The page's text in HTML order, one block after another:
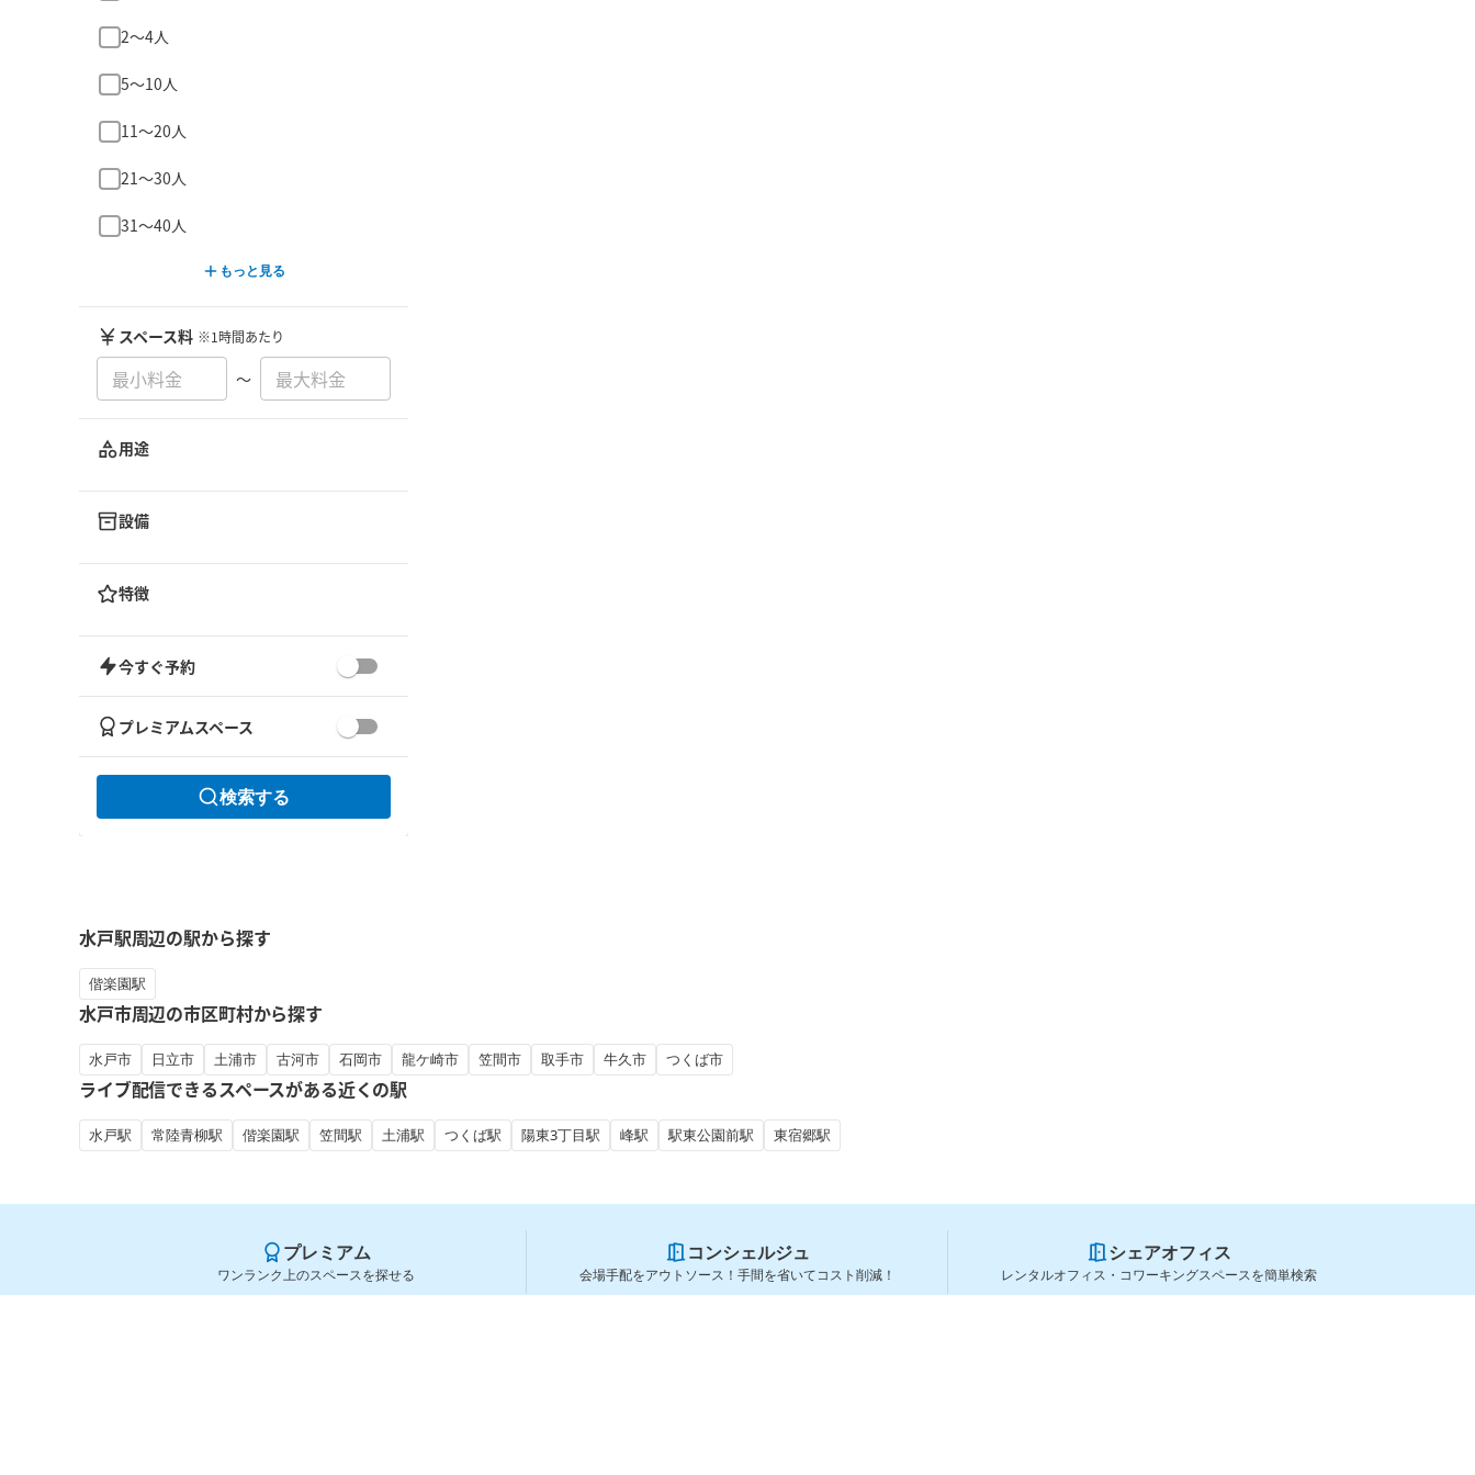
2〜4人
5〜10人
11〜20人
21〜30人
31〜40人
もっと見る
スペース料 ※1時間あたり
〜
用途
設備
特徴
今すぐ予約
プレミアムスペース
検索する
水戸駅周辺の駅から探す
偕楽園駅
水戸市周辺の市区町村から探す
水戸市 日立市 土浦市 古河市 石岡市 龍ケ崎市 笠間市 取手市 牛久市 つくば市
ライブ配信できるスペースがある近くの駅
水戸駅 常陸青柳駅 偕楽園駅 笠間駅 土浦駅 つくば駅 陽東3丁目駅 峰駅 駅東公園前駅 東宿郷駅
プレミアム
ワンランク上のスペースを探せる
コンシェルジュ
会場手配をアウトソース！手間を省いてコスト削減！
シェアオフィス
レンタルオフィス・コワーキングスペースを簡単検索